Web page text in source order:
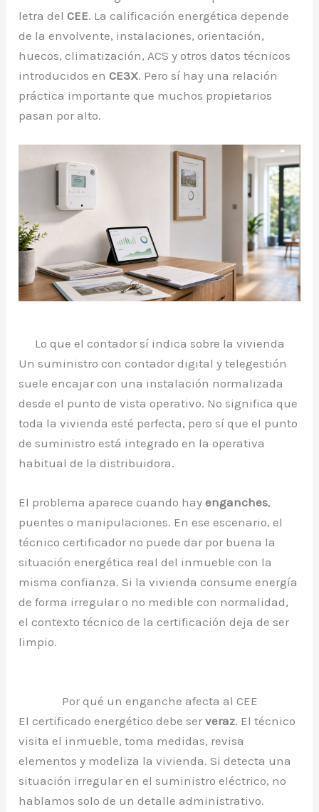
letra delCEE. La calificación energética depende
de la envolvente, instalaciones, orientación,
huecos, climatización, ACS y otros datos técnicos
introducidos enCE3X. Pero sí hay una relación
práctica importante que muchos propietarios
pasan por alto.
Lo que el contador sí indica sobre la vivienda
Un suministro con contador digital y telegestión
suele encajar con una instalación normalizada
desde el punto de vista operativo. No significa que
toda la vivienda esté perfecta, pero sí que el punto
de suministro está integrado en la operativa
habitual de la distribuidora.
El problema aparece cuando hayenganches,
puentes o manipulaciones. En ese escenario, el
técnico certificador no puede dar por buena la
situación energética real del inmueble con la
misma confianza. Si la vivienda consume energía
de forma irregular o no medible con normalidad,
el contexto técnico de la certificación deja de ser
limpio.
Por qué un enganche afecta al CEE
El certificado energético debe serveraz. El técnico
visita el inmueble, toma medidas, revisa
elementos y modeliza la vivienda. Si detecta una
situación irregular en el suministro eléctrico, no
hablamos solo de un detalle administrativo.